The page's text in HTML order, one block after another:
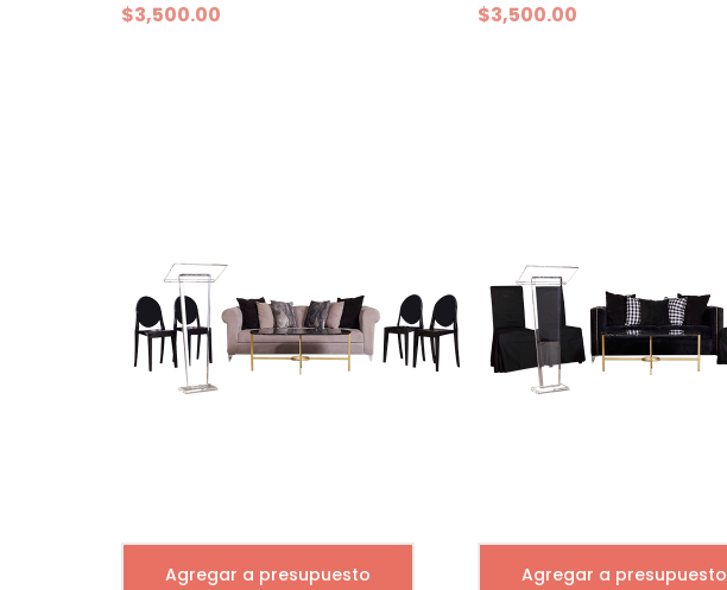
$3,500.00 $3,500.00
Agregar a presupuesto Agregar a presupuesto